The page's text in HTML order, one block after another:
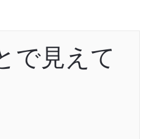
で見えて